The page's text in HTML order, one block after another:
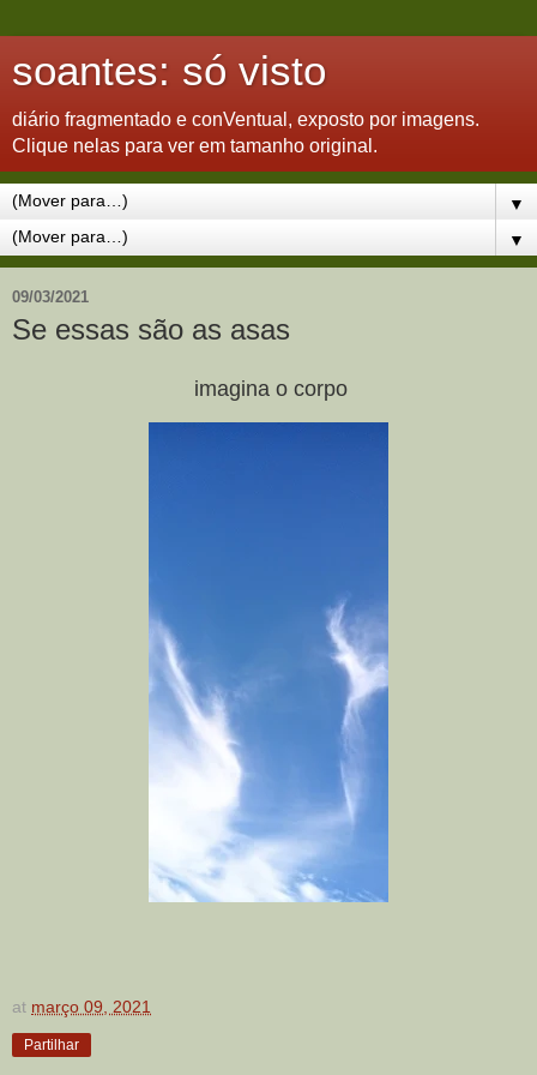
soantes: só visto
diário fragmentado e conVentual, exposto por imagens.
Clique nelas para ver em tamanho original.
▼
▼
09/03/2021
Se essas são as asas
imagina o corpo
at março 09, 2021
Partilhar